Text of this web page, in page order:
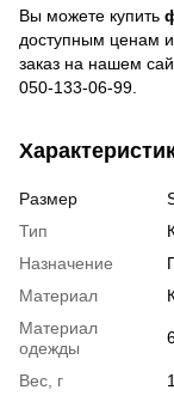
Вы можете купить
доступным ценам
заказ на нашем
050-133-06-99.
Размер
Тип
Назначение
Материал
Материал
одежды
Вес, г